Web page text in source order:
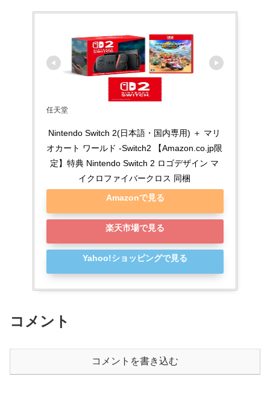
任天堂
Nintendo Switch 2(日本語・国内専用) ＋ マリ
オカート ワールド -Switch2 【Amazon.co.jp限
定】特典 Nintendo Switch 2 ロゴデザイン マ
イクロファイバークロス 同梱
Amazonで見る
楽天市場で見る
Yahoo!ショッピングで見る
コメント
コメントを書き込む